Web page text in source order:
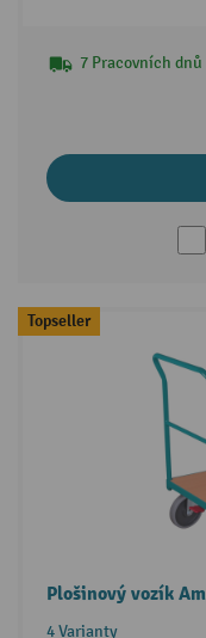
7 Pracovních dnů
Topseller
Plošinový vozík
4 Varianty